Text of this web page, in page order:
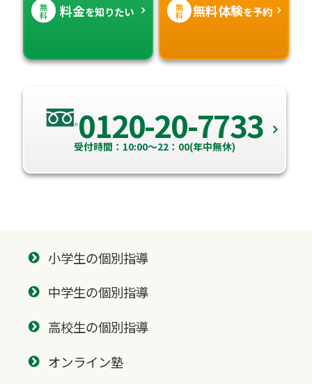
無
料 料金を知りたい 無
料 無料体験を予約
0120-20-7733
受付時間：10:00～22：00(年中無休)
小学生の個別指導
中学生の個別指導
高校生の個別指導
オンライン塾